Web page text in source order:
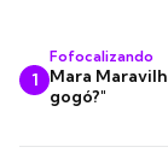
1
Fofocalizando
Mara
gogó?"